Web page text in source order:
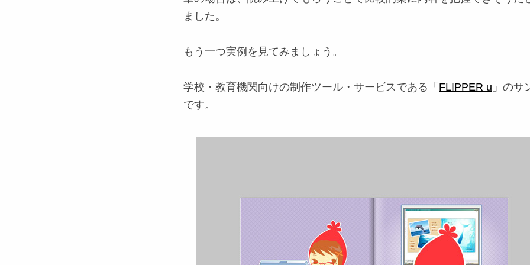
ました。
もう一つ実例を見てみましょう。
学校・教育機関向けの制作ツール・サービスである「 FLIPPER u 」のサ
です。